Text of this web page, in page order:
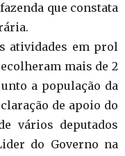
que constata
atividades em prol
mais de 2
a população da
de apoio do
vários deputados
do Governo na